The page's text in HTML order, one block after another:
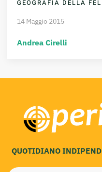
GEOGRAFIA DELLA
14 Maggio 2015
Andrea Cirelli
QUOTIDIANO